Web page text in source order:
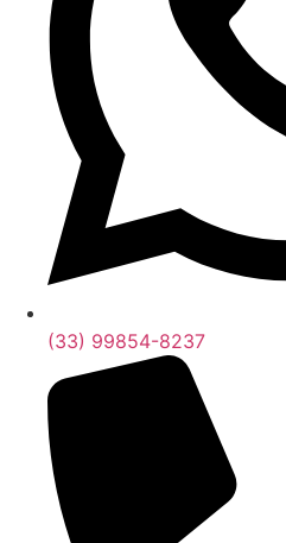
(33) 99854-8237